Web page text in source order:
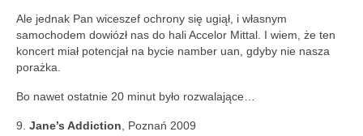
Ale jednak Pan wiceszef ochrony się ugiął, i własnym
samochodem dowiózł nas do hali Accelor Mittal. I wiem, że ten
koncert miał potencjał na bycie namber uan, gdyby nie nasza
porażka.
Bo nawet ostatnie 20 minut było rozwalające…
9. Jane’s Addiction , Poznań 2009